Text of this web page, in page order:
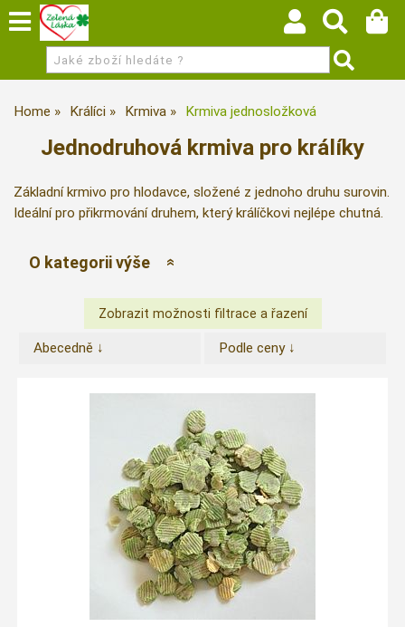
Home Králíci Krmiva Krmiva jednosložková
Jednodruhová krmiva pro králíky
Základní krmivo pro hlodavce, složené z jednoho druhu surovin.
Ideální pro přikrmování druhem, který králíčkovi nejlépe chutná.
O kategorii výše
Abecedně ↓ Podle ceny ↓